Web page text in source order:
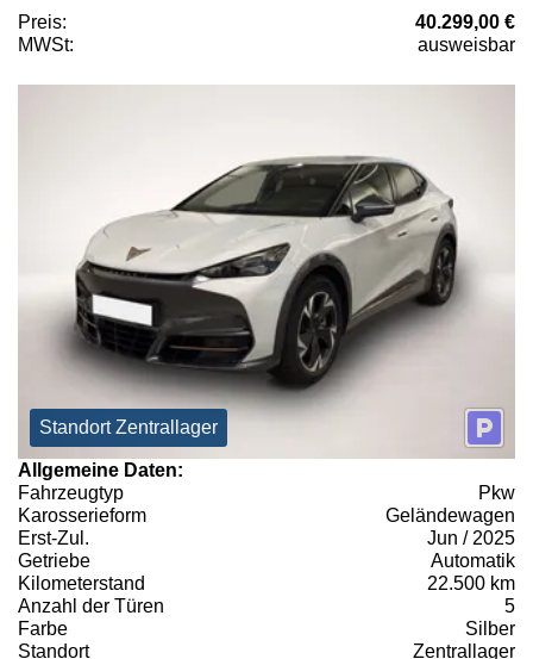
Preis:
40.299,00 €
MWSt:
ausweisbar
Standort Zentrallager
Allgemeine Daten:
Fahrzeugtyp
Pkw
Karosserieform
Geländewagen
Erst-Zul.
Jun / 2025
Getriebe
Automatik
Kilometerstand
22.500 km
Anzahl der Türen
5
Farbe
Silber
Standort
Zentrallager